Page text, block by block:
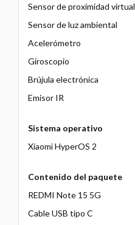
Sensor de proximidad virtual
Sensor de luz ambiental
Acelerómetro
Giroscopio
Brújula electrónica
Emisor IR
Sistema operativo
Xiaomi HyperOS 2
Contenido del paquete
REDMI Note 15 5G
Cable USB tipo C